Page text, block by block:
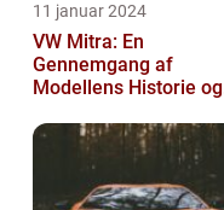
11 januar 2024
VW Mitra: En
Gennemgang af
Modellens Historie og
Bilentusiaster